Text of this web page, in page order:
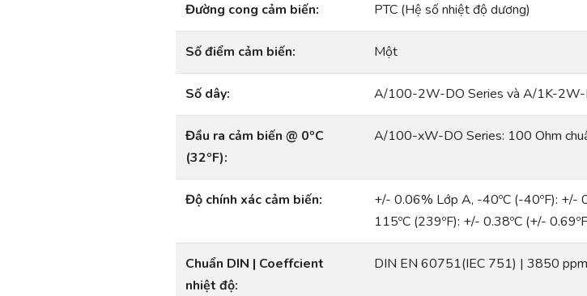
Đường cong cảm biến: PTC (Hệ số nhiệt độ dương)
Số điểm cảm biến: Một
Số dây: A/100-2W-DO Series và A/1K-2W-
Đầu ra cảm biến @ 0ºC
(32ºF):
A/100-xW-DO Series: 100 Ohm
Độ chính xác cảm biến:
+/- 0.06% Lớp A, -40ºC (-40ºF): +/-
115ºC (239ºF): +/- 0.38ºC (+/-
Chuẩn DIN | Coeffcient
nhiệt độ:
DIN EN 60751(IEC 751) | 3850 ppm